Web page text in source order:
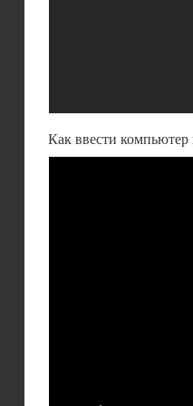
Как ввести